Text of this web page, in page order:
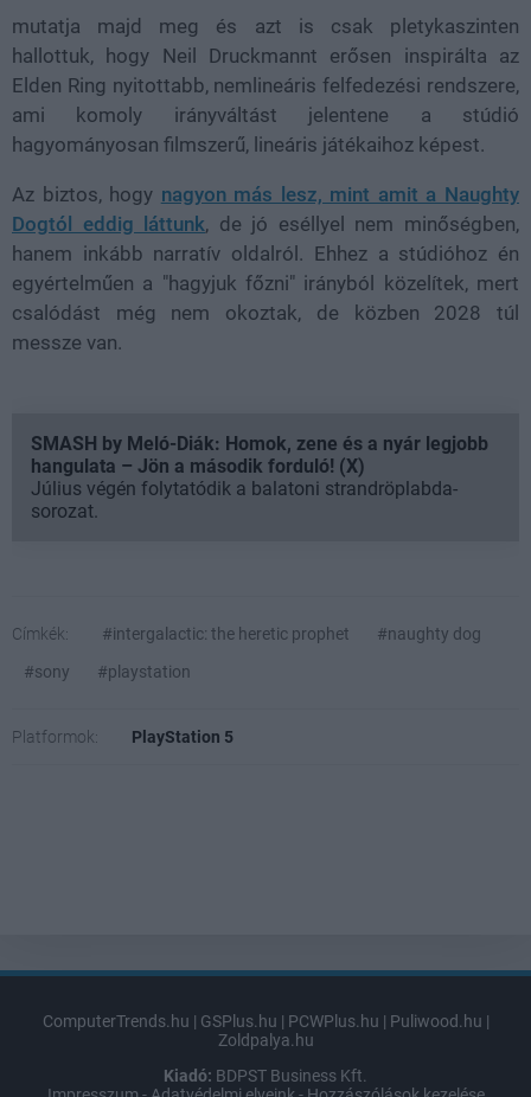
mutatja majd meg és azt is csak pletykaszinten
hallottuk, hogy Neil Druckmannt erősen inspirálta az
Elden Ring nyitottabb, nemlineáris felfedezési rendszere,
ami komoly irányváltást jelentene a stúdió
hagyományosan filmszerű, lineáris játékaihoz képest.
Az biztos, hogy nagyon más lesz, mint amit a Naughty
Dogtól eddig láttunk, de jó eséllyel nem minőségben,
hanem inkább narratív oldalról. Ehhez a stúdióhoz én
egyértelműen a "hagyjuk főzni" irányból közelítek, mert
csalódást még nem okoztak, de közben 2028 túl
messze van.
SMASH by Meló-Diák: Homok, zene és a nyár legjobb
hangulata – Jön a második forduló! (X)
Július végén folytatódik a balatoni strandröplabda-
sorozat.
Címkék: #intergalactic: the heretic prophet
#naughty dog
#sony
#playstation
Platformok: PlayStation 5
ComputerTrends.hu | GSPlus.hu | PCWPlus.hu | Puliwood.hu |
Zoldpalya.hu
Kiadó: BDPST Business Kft.